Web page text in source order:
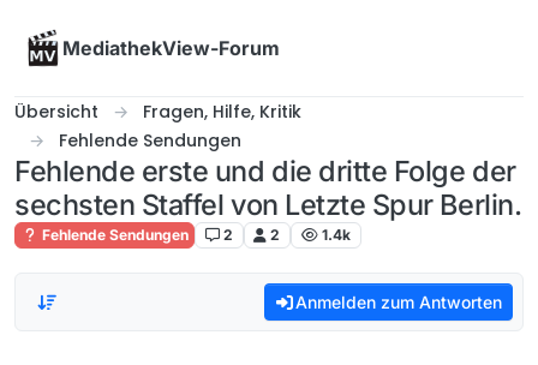
MediathekView-Forum
Übersicht
Fragen, Hilfe, Kritik
Fehlende Sendungen
Fehlende erste und die dritte Folge der
sechsten Staffel von Letzte Spur Berlin.
Fehlende Sendungen 2 2 1.4k
Anmelden zum Antworten